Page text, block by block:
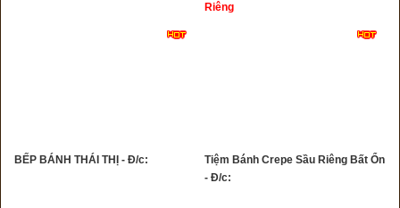
BẾP BÁNH THÁI THỊ - Đ/c:
Riêng
Tiệm Bánh Crepe Sầu Riêng Bất Ổn
- Đ/c: